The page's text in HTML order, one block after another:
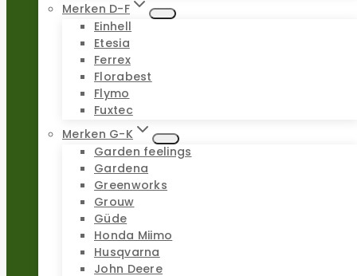
Merken D-F
Einhell
Etesia
Ferrex
Florabest
Flymo
Fuxtec
Merken G-K
Garden feelings
Gardena
Greenworks
Grouw
Güde
Honda Miimo
Husqvarna
John Deere